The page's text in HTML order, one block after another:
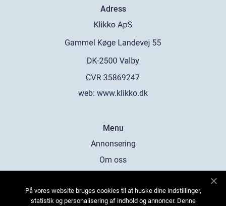
Adress
web: www.klikko.dk
Menu
Annonsering
Om oss
Kontakta oss
På vores website bruges cookies til at huske dine indstillinger,
statistik og personalisering af indhold og annoncer. Denne